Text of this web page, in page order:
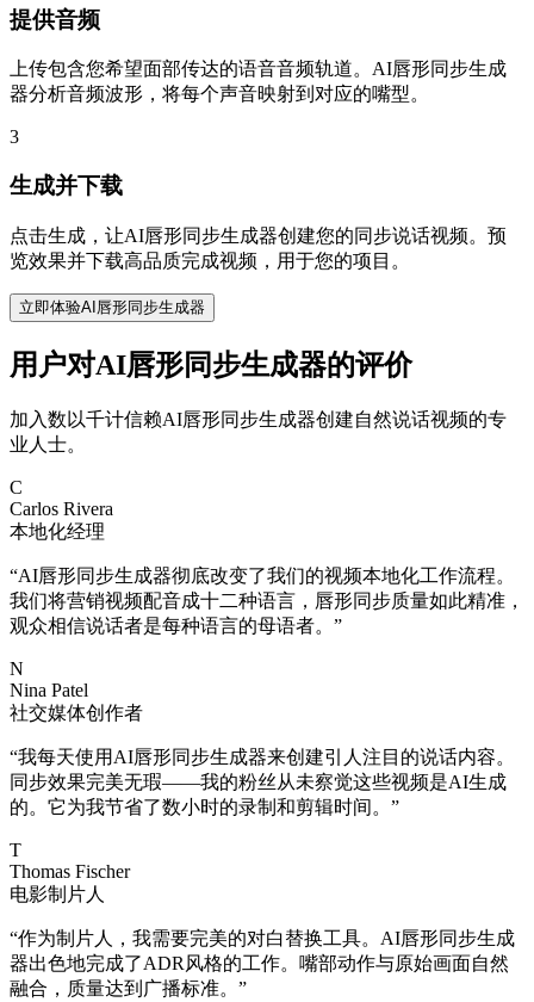
提供音频
上传包含您希望面部传达的语音音频轨道。AI唇形同步生成
器分析音频波形，将每个声音映射到对应的嘴型。
3
生成并下载
点击生成，让AI唇形同步生成器创建您的同步说话视频。预
览效果并下载高品质完成视频，用于您的项目。
立即体验AI唇形同步生成器
用户对AI唇形同步生成器的评价
加入数以千计信赖AI唇形同步生成器创建自然说话视频的专
业人士。
C
Carlos Rivera
本地化经理
“AI唇形同步生成器彻底改变了我们的视频本地化工作流程。
我们将营销视频配音成十二种语言，唇形同步质量如此精准，
观众相信说话者是每种语言的母语者。 ”
N
Nina Patel
社交媒体创作者
“我每天使用AI唇形同步生成器来创建引人注目的说话内容。
同步效果完美无瑕——我的粉丝从未察觉这些视频是AI生成
的。它为我节省了数小时的录制和剪辑时间。 ”
T
Thomas Fischer
电影制片人
“作为制片人，我需要完美的对白替换工具。AI唇形同步生成
器出色地完成了ADR风格的工作。嘴部动作与原始画面自然
融合，质量达到广播标准。 ”